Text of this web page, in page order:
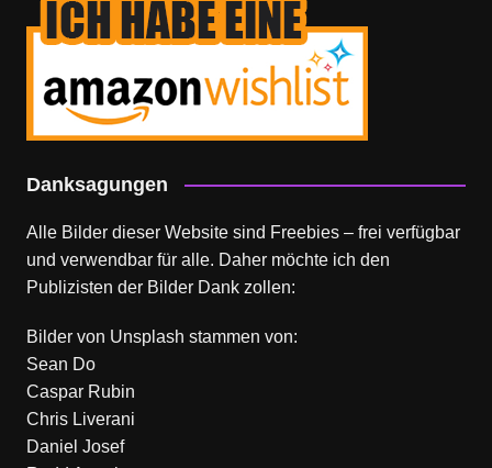
Danksagungen
Alle Bilder dieser Website sind Freebies – frei verfügbar
und verwendbar für alle. Daher möchte ich den
Publizisten der Bilder Dank zollen:
Bilder von Unsplash stammen von:
Sean Do
Caspar Rubin
Chris Liverani
Daniel Josef